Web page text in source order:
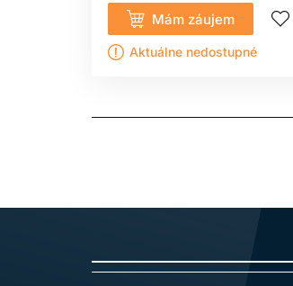
Mám záujem
Aktuálne nedostupné